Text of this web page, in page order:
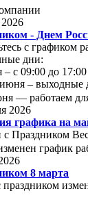
- Днем
с графиком
дни:
с 09:00 до 17:00
– выходные
— работаем
2026
графика на
с Праздником
график
8 марта
праздником